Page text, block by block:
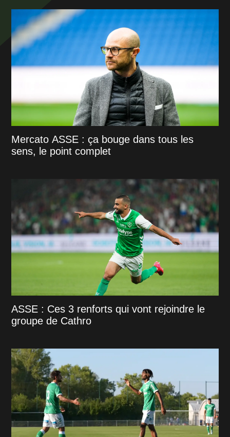
Mercato ASSE : ça bouge dans tous les
sens, le point complet
ASSE : Ces 3 renforts qui vont rejoindre le
groupe de Cathro